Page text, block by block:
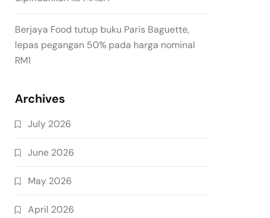
Berjaya Food tutup buku Paris Baguette,
lepas pegangan 50% pada harga nominal
RM1
Archives
July 2026
June 2026
May 2026
April 2026